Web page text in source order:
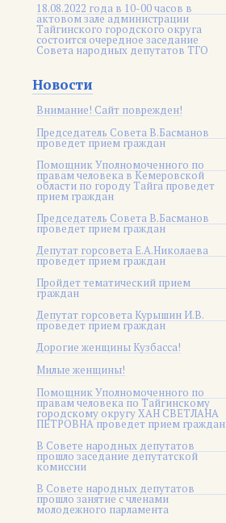
18.08.2022 года в 10-00 часов в
актовом зале администрации
Тайгинского городского округа
состоится очередное заседание
Совета народных депутатов ТГО
Новости
Внимание! Сайт поврежден!
Председатель Совета В.Басманов
проведет прием граждан
Помощник Уполномоченного по
правам человека в Кемеровской
области по городу Тайга проведет
прием граждан
Председатель Совета В.Басманов
проведет прием граждан
Депутат горсовета Е.А.Николаева
проведет прием граждан
Пройдет тематический прием
граждан
Депутат горсовета Курышин И.В.
проведет прием граждан
Дорогие женщины Кузбасса!
Милые женщины!
Помощник Уполномоченного по
правам человека по Тайгинскому
городскому округу ХАН СВЕТЛАНА
ПЕТРОВНА проведет прием граждан
В Совете народных депутатов
прошло заседание депутатской
комиссии
В Совете народных депутатов
прошло занятие с членами
молодежного парламента